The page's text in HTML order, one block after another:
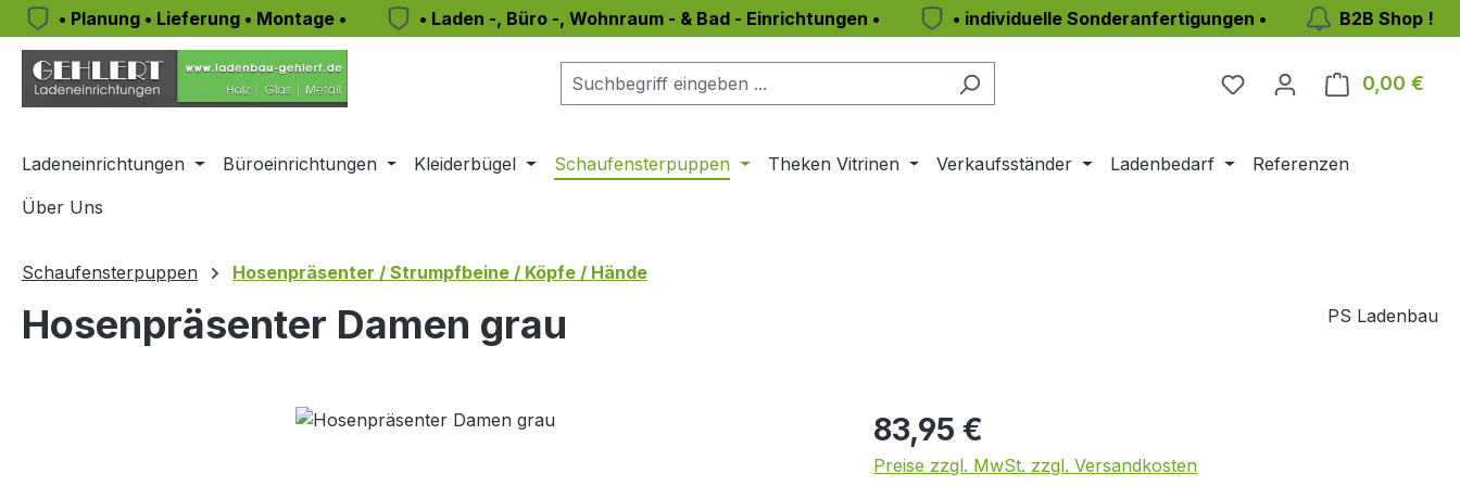
Hauptinhalt springen
Zur Suche springen
Zur Hauptnavigation springen
• Planung • Lieferung • Montage • • Laden -, Büro -, Wohnraum - & Bad - Einrichtungen • • individuelle Sonderanfertigungen • B2B Shop !
Du hast 0 Produkte auf
0,00 €
Ladeneinrichtungen Büroeinrichtungen Kleiderbügel Schaufensterpuppen Theken Vitrinen Verkaufsständer Ladenbedarf
Referenzen
Über Uns
Schaufensterpuppen Hosenpräsenter / Strumpfbeine / Köpfe / Hände
Hosenpräsenter Damen grau PS Ladenbau
Regulärer Preis:
83,95 €
Preise zzgl. MwSt. zzgl. Versandkosten